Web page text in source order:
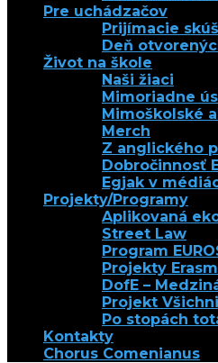
Pre uchádzačov
Prijímacie
Deň
Život na škole
Naši žiaci
Mimoriadne
Mimoškolské
Merch
Z anglického
Dobročinnosť
Egjak v
Projekty/Programy
Aplikovaná
Street Law
Program
Projekty
DofE –
Projekt
Po stopách
Kontakty
Chorus Comenianus